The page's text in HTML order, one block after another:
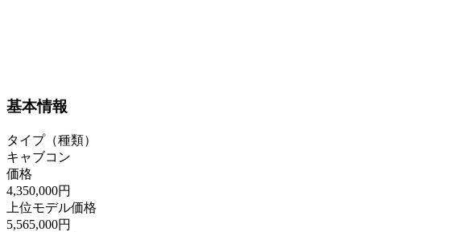
基本情報
タイプ（種類）
キャブコン
価格
4,350,000円
上位モデル価格
5,565,000円